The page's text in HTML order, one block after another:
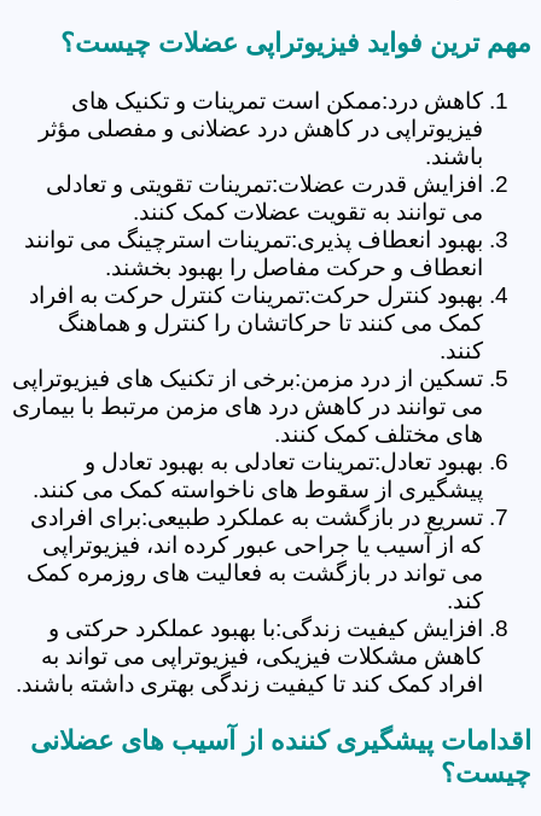
مهم ترین فواید فیزیوتراپی عضلات چیست؟
کاهش درد:ممکن است تمرینات و تکنیک های
فیزیوتراپی در کاهش درد عضلانی و مفصلی مؤثر
باشند.
افزایش قدرت عضلات:تمرینات تقویتی و تعادلی
می توانند به تقویت عضلات کمک کنند.
بهبود انعطاف پذیری:تمرینات استرچینگ می توانند
انعطاف و حرکت مفاصل را بهبود بخشند.
بهبود کنترل حرکت:تمرینات کنترل حرکت به افراد
کمک می کنند تا حرکاتشان را کنترل و هماهنگ
کنند.
تسکین از درد مزمن:برخی از تکنیک های فیزیوتراپی
می توانند در کاهش درد های مزمن مرتبط با بیماری
های مختلف کمک کنند.
بهبود تعادل:تمرینات تعادلی به بهبود تعادل و
پیشگیری از سقوط های ناخواسته کمک می کنند.
تسریع در بازگشت به عملکرد طبیعی:برای افرادی
که از آسیب یا جراحی عبور کرده اند، فیزیوتراپی
می تواند در بازگشت به فعالیت های روزمره کمک
کند.
افزایش کیفیت زندگی:با بهبود عملکرد حرکتی و
کاهش مشکلات فیزیکی، فیزیوتراپی می تواند به
افراد کمک کند تا کیفیت زندگی بهتری داشته باشند.
اقدامات پیشگیری کننده از آسیب های عضلانی
چیست؟